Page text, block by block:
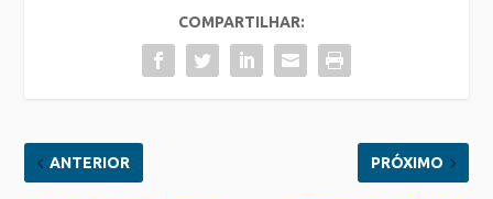
COMPARTILHAR:
ANTERIOR PRÓXIMO